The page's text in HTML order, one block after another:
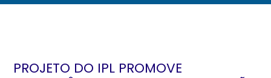
PROJETO DO IPL PROMOVE